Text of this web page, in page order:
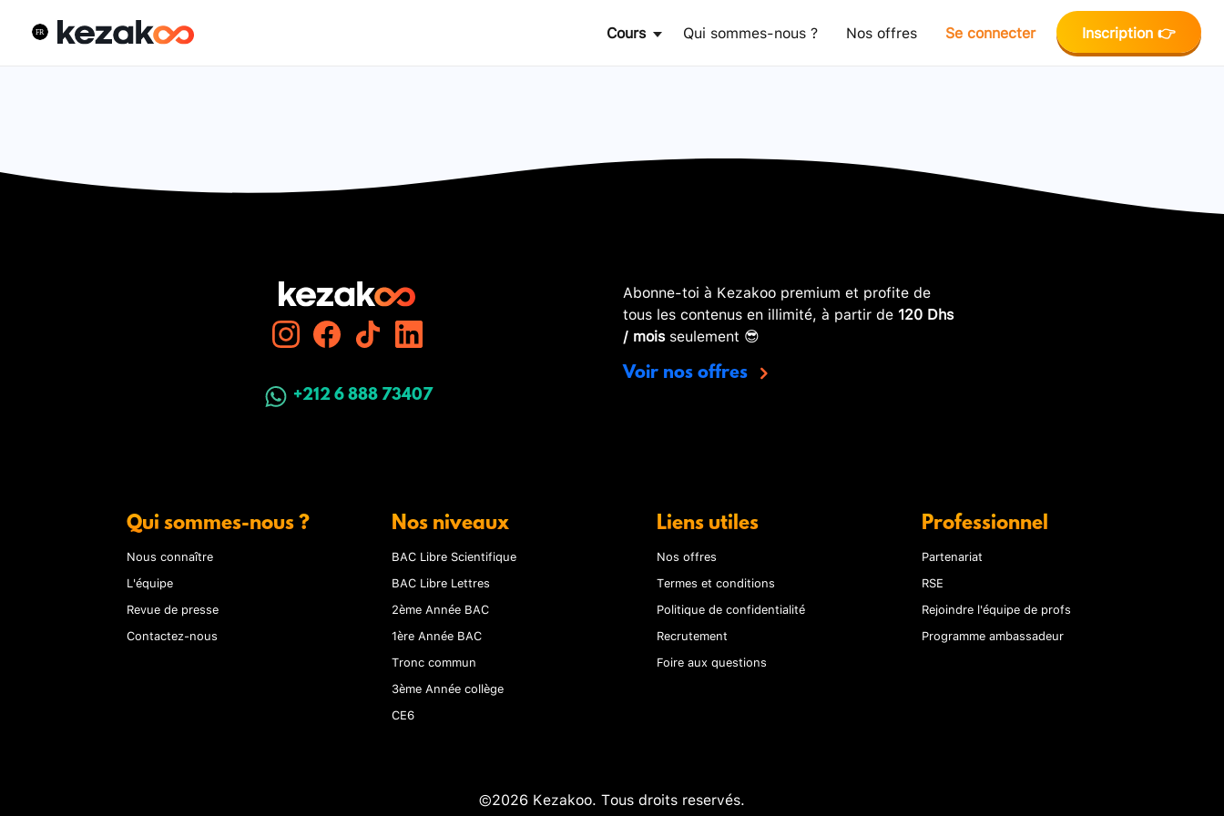
Cours Qui sommes-nous ? Nos offres Se connecter Inscription 👉
+212 6 888 73407
Abonne-toi à Kezakoo premium et profite de
tous les contenus en illimité, à partir de 120 Dhs
/ moisseulement 😎
Voir nos offres
Qui sommes-nous ?
Nous connaître
L'équipe
Revue de presse
Contactez-nous
Nos niveaux
BAC Libre Scientifique
BAC Libre Lettres
2ème Année BAC
1ère Année BAC
Tronc commun
3ème Année collège
CE6
Liens utiles
Nos offres
Termes et conditions
Politique de confidentialité
Recrutement
Foire aux questions
Professionnel
Partenariat
RSE
Rejoindre l'équipe de profs
Programme ambassadeur
©2026 Kezakoo. Tous droits reservés.